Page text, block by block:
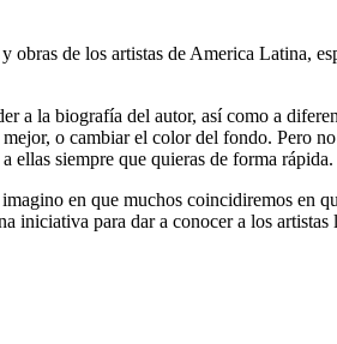
de los artistas de America Latina,
a la biografía del autor, así como a
o cambiar el color del fondo. Pero
ellas siempre que quieras de forma rápida.
en que muchos coincidiremos en
iniciativa para dar a conocer a los artistas